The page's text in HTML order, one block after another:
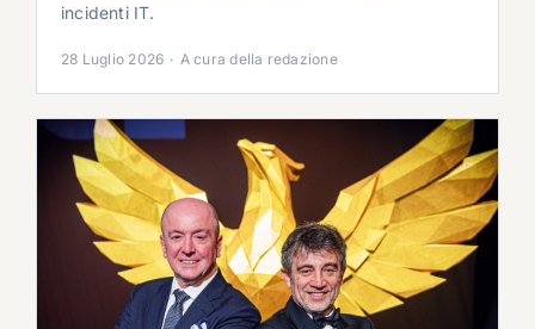
incidenti IT.
28 Luglio 2026 · A cura della redazione